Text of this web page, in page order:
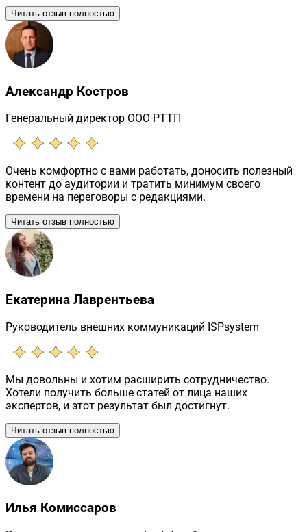
Читать отзыв полностью
Александр Костров
Генеральный директор ООО РТТП
Очень комфортно с вами работать, доносить полезный
контент до аудитории и тратить минимум своего
времени на переговоры с редакциями.
Читать отзыв полностью
Екатерина Лаврентьева
Руководитель внешних коммуникаций ISPsystem
Мы довольны и хотим расширить сотрудничество.
Хотели получить больше статей от лица наших
экспертов, и этот результат был достигнут.
Читать отзыв полностью
Илья Комиссаров